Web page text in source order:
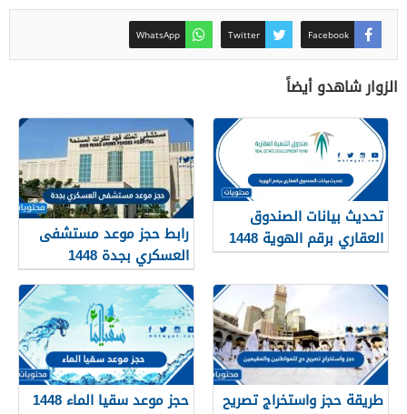
Facebook
Twitter
WhatsApp
الزوار شاهدو أيضاً
تحديث بيانات الصندوق
العقاري برقم الهوية 1448
الرابط والخطوات
رابط حجز موعد مستشفى
العسكري بجدة 1448
طريقة حجز واستخراج تصريح
حجز موعد سقيا الماء 1448